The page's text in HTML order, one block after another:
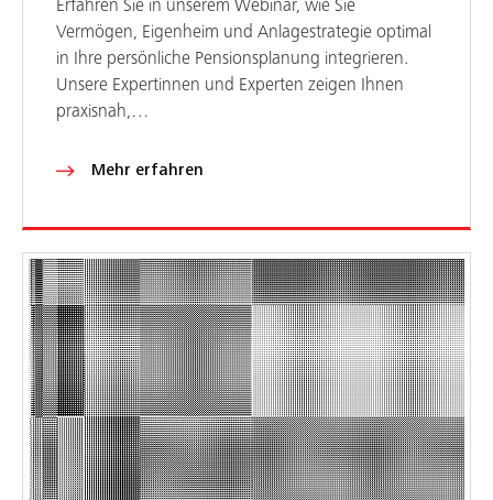
Erfahren Sie in unserem Webinar, wie Sie
Vermögen, Eigenheim und Anlagestrategie optimal
in Ihre persönliche Pensionsplanung integrieren.
Unsere Expertinnen und Experten zeigen Ihnen
praxisnah,…
Mehr erfahren